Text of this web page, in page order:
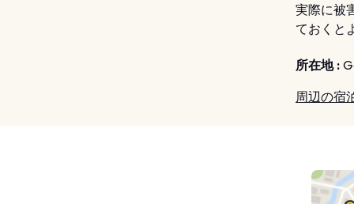
実際に被
ておくと
所在地 :
周辺の宿